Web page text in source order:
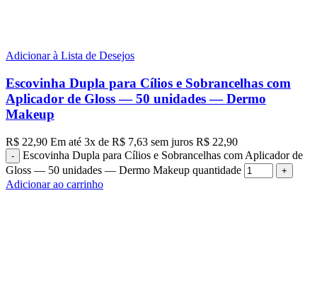
Adicionar à Lista de Desejos
Escovinha Dupla para Cílios e Sobrancelhas com
Aplicador de Gloss — 50 unidades — Dermo
Makeup
R$ 22,90 Em até 3x de R$ 7,63 sem juros R$ 22,90
Escovinha Dupla para Cílios e Sobrancelhas com Aplicador de
Gloss — 50 unidades — Dermo Makeup quantidade
Adicionar ao carrinho